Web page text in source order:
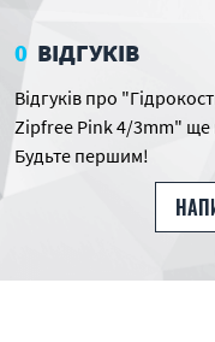
0 ВІДГУКІВ
Відгуків про
Zipfree Pink 4/3mm" ще
Будьте першим!